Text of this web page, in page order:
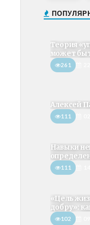
Теория
может
261
Алексей
111
Навыки
111
«Цель
добру»:
102